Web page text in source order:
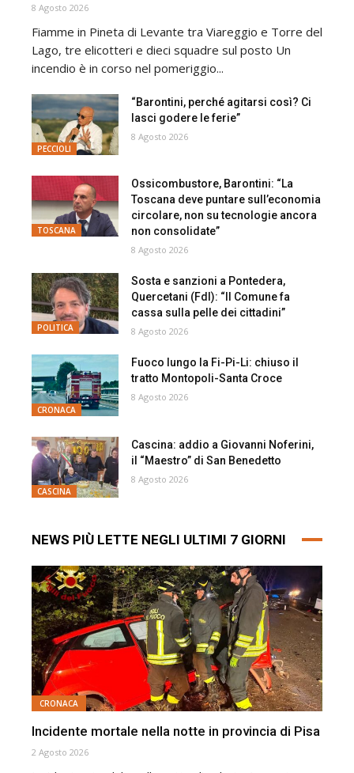
8 Agosto 2026
Fiamme in Pineta di Levante tra Viareggio e Torre del
Lago, tre elicotteri e dieci squadre sul posto Un
incendio è in corso nel pomeriggio...
PECCIOLI
“Barontini, perché agitarsi così? Ci
lasci godere le ferie”
8 Agosto 2026
TOSCANA
Ossicombustore, Barontini: “La
Toscana deve puntare sull’economia
circolare, non su tecnologie ancora
non consolidate”
8 Agosto 2026
POLITICA
Sosta e sanzioni a Pontedera,
Quercetani (FdI): “Il Comune fa
cassa sulla pelle dei cittadini”
8 Agosto 2026
CRONACA
Fuoco lungo la Fi-Pi-Li: chiuso il
tratto Montopoli-Santa Croce
8 Agosto 2026
CASCINA
Cascina: addio a Giovanni Noferini,
il “Maestro” di San Benedetto
8 Agosto 2026
NEWS PIÙ LETTE NEGLI ULTIMI 7 GIORNI
CRONACA
Incidente mortale nella notte in provincia di Pisa
2 Agosto 2026